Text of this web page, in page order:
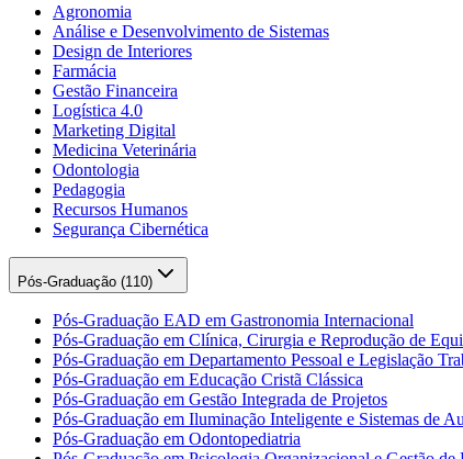
Agronomia
Análise e Desenvolvimento de Sistemas
Design de Interiores
Farmácia
Gestão Financeira
Logística 4.0
Marketing Digital
Medicina Veterinária
Odontologia
Pedagogia
Recursos Humanos
Segurança Cibernética
Pós-Graduação (110)
Pós-Graduação EAD em Gastronomia Internacional
Pós-Graduação em Clínica, Cirurgia e Reprodução de
Pós-Graduação em Departamento Pessoal e Legislação
Pós-Graduação em Educação Cristã Clássica
Pós-Graduação em Gestão Integrada de Projetos
Pós-Graduação em Iluminação Inteligente e Sistemas de
Pós-Graduação em Odontopediatria